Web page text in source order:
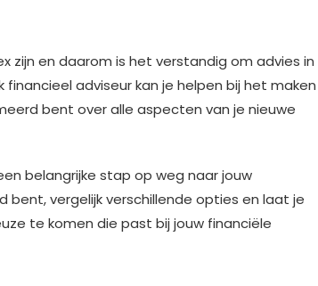
zijn en daarom is het verstandig om advies in
adviseur kan je helpen bij het maken
bent over alle aspecten van je nieuwe
belangrijke stap op weg naar jouw
vergelijk verschillende opties en laat je
te komen die past bij jouw financiële